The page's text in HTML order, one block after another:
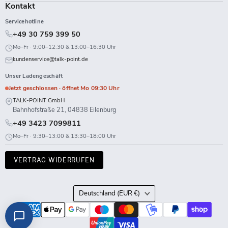
Kontakt
Servicehotline
+49 30 759 399 50
Mo–Fr · 9:00–12:30 & 13:00–16:30 Uhr
kundenservice@talk-point.de
Unser Ladengeschäft
Jetzt geschlossen · öffnet Mo 09:30 Uhr
TALK-POINT GmbH
Bahnhofstraße 21, 04838 Eilenburg
+49 3423 7099811
Mo–Fr · 9:30–13:00 & 13:30–18:00 Uhr
VERTRAG WIDERRUFEN
Land
Deutschland (EUR €)